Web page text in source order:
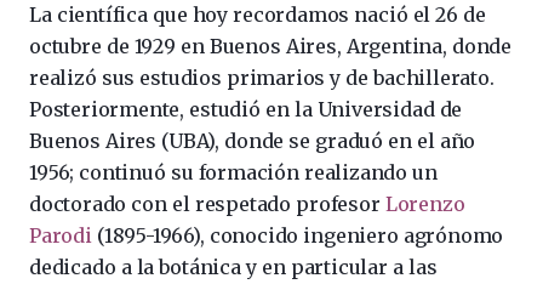
La científica que hoy recordamos nació el 26 de
octubre de 1929 en Buenos Aires, Argentina, donde
realizó sus estudios primarios y de bachillerato.
Posteriormente, estudió en la Universidad de
Buenos Aires (UBA), donde se graduó en el año
1956; continuó su formación realizando un
doctorado con el respetado profesor Lorenzo
Parodi (1895-1966), conocido ingeniero agrónomo
dedicado a la botánica y en particular a las